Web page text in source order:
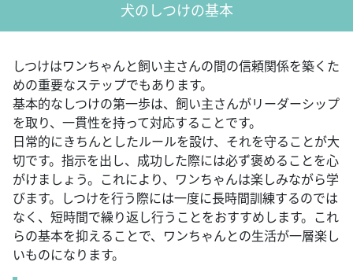
犬のしつけの基本
しつけはワンちゃんと飼い主さんの間の信頼関係を築くた
めの重要なステップでもあります。
基本的なしつけの第一歩は、飼い主さんがリーダーシップ
を取り、一貫性を持って対応することです。
日常的にきちんとしたルールを設け、それを守ることが大
切です。指示を出し、成功した際には必ず褒めることを心
がけましょう。これにより、ワンちゃんは楽しみながら学
びます。しつけを行う際には一度に長時間訓練するのでは
なく、短時間で繰り返し行うことをおすすめします。これ
らの基本を抑えることで、ワンちゃんとの生活が一層楽し
いものになります。